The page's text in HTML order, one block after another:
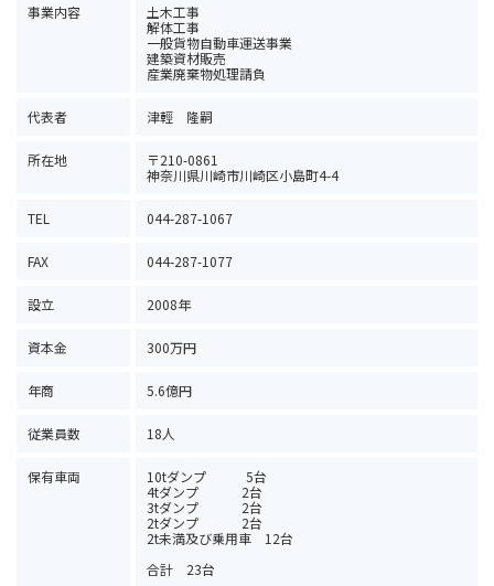
事業内容
土木工事
解体工事
一般貨物自動車運送事業
建築資材販売
産業廃棄物処理請負
代表者 津輕 隆嗣
所在地
〒210-0861
神奈川県川崎市川崎区小島町4-4
TEL 044-287-1067
FAX 044-287-1077
設立 2008年
資本金 300万円
年商 5.6億円
従業員数 18人
保有車両
10tダンプ 5台
4tダンプ 2台
3tダンプ 2台
2tダンプ 2台
2t未満及び乗用車 12台
合計 23台